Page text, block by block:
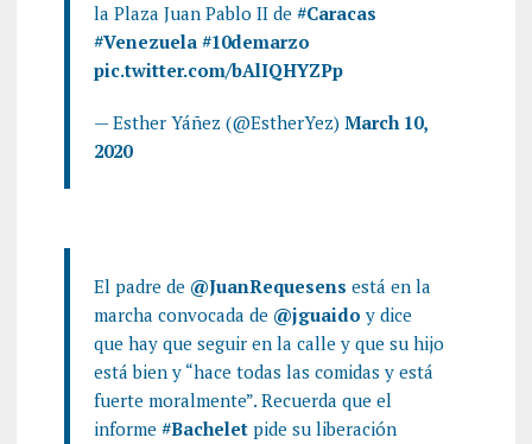
la Plaza Juan Pablo II de #Caracas
#Venezuela #10demarzo
pic.twitter.com/bAlIQHYZPp
— Esther Yáñez (@EstherYez) March 10,
2020
El padre de @JuanRequesens está en la
marcha convocada de @jguaido y dice
que hay que seguir en la calle y que su hijo
está bien y “hace todas las comidas y está
fuerte moralmente”. Recuerda que el
informe #Bacheletpide su liberación